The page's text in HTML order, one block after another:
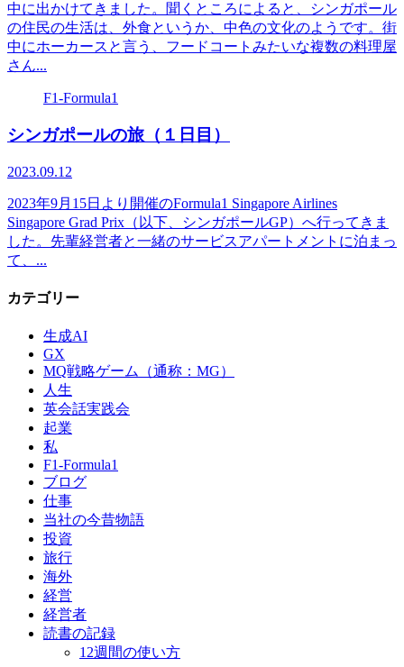
中に出かけてきました。聞くところによると、シンガポール
の住民の生活は、外食というか、中色の文化のようです。街
中にホーカースと言う、フードコートみたいな複数の料理屋
さん...
F1-Formula1
シンガポールの旅（１日目）
2023.09.12
2023年9月15日より開催のFormula1 Singapore Airlines
Singapore Grad Prix（以下、シンガポールGP）へ行ってきま
した。先輩経営者と一緒のサービスアパートメントに泊まっ
て、...
カテゴリー
生成AI
GX
MQ戦略ゲーム（通称：MG）
人生
英会話実践会
起業
私
F1-Formula1
ブログ
仕事
当社の今昔物語
投資
旅行
海外
経営
経営者
読書の記録
12週間の使い方